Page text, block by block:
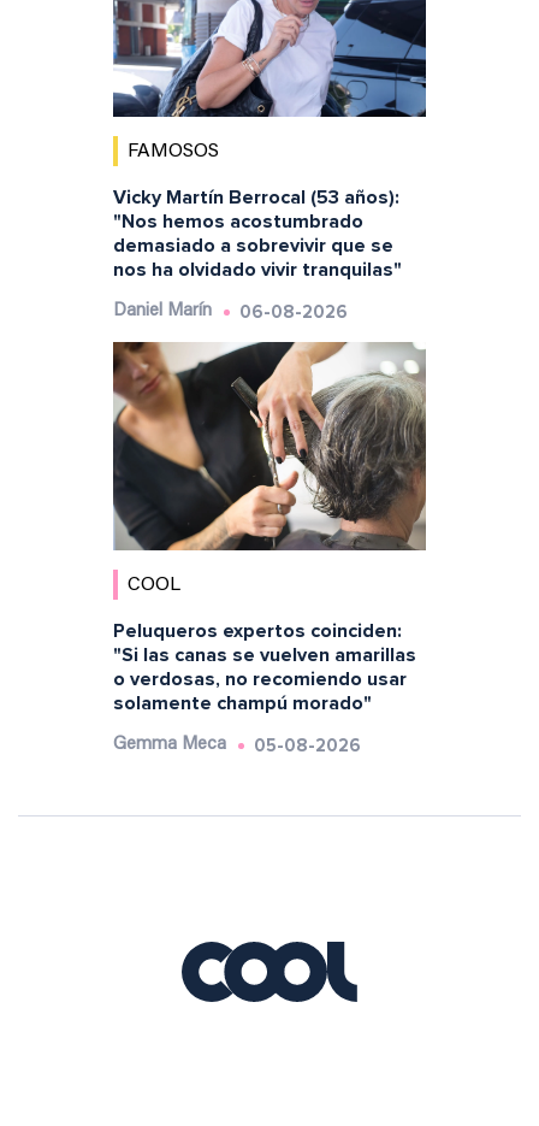
FAMOSOS
Vicky Martín Berrocal (53 años):
"Nos hemos acostumbrado
demasiado a sobrevivir que se
nos ha olvidado vivir tranquilas"
Daniel Marín 06-08-2026
COOL
Peluqueros expertos coinciden:
"Si las canas se vuelven amarillas
o verdosas, no recomiendo usar
solamente champú morado"
Gemma Meca 05-08-2026